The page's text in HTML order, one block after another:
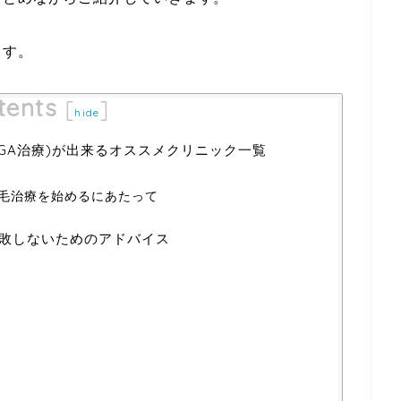
。
[ hide]
治療)が出来るオススメクリニック一覧
治療を始めるにあたって
しないためのアドバイス